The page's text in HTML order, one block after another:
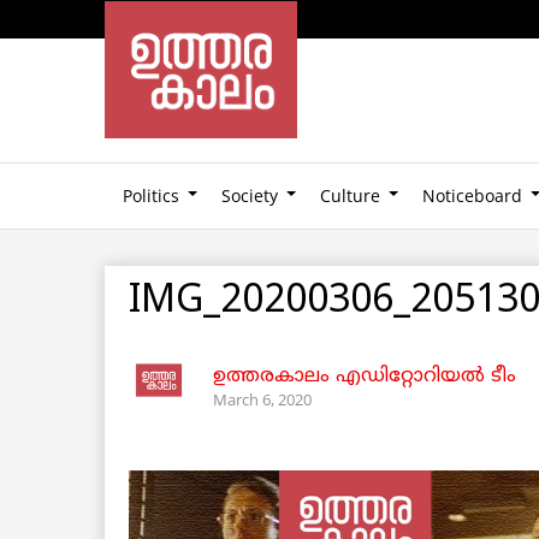
Politics Society Culture Noticeboard
IMG_20200306_205130
ഉത്തരകാലം എഡിറ്റോറിയല്‍ ടീം
March 6, 2020